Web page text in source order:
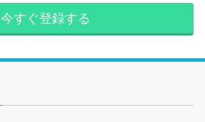
今すぐ登録する